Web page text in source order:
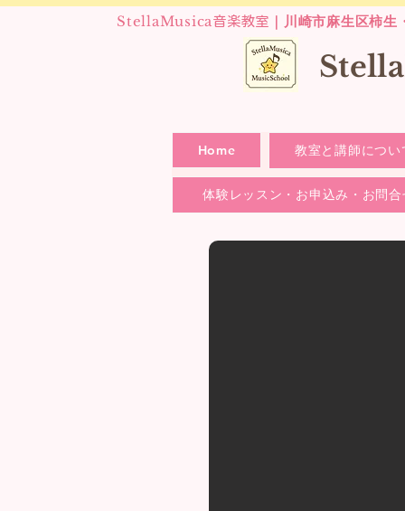
StellaMusica音楽教室 ｜川崎市麻生区柿
Home 教室と講師につい
体験レッスン・お申込み・お問合